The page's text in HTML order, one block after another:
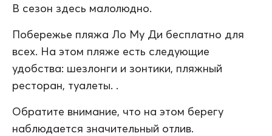
В сезон здесь малолюдно.
Побережье пляжа Ло Му Ди бесплатно для
всех. На этом пляже есть следующие
удобства: шезлонги и зонтики, пляжный
ресторан, туалеты. .
Обратите внимание, что на этом берегу
наблюдается значительный отлив.